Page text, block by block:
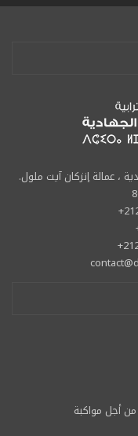
الدشيرة الجهادية ، عمالة إنزكان آيت ملول.
من أجل مواكبة